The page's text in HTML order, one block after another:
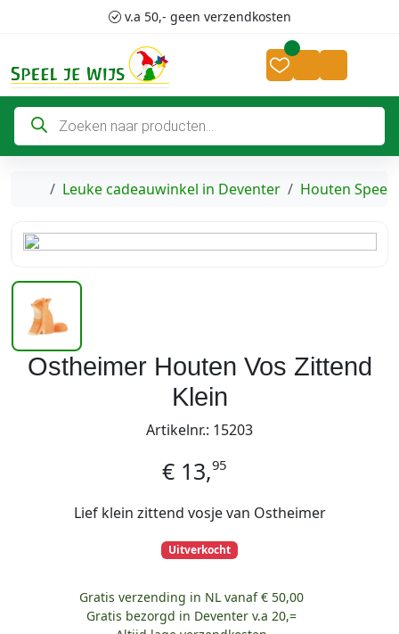
v.a 50,- geen verzendkosten
Account
Cart
P
o
d
k
Home
Leuke cadeauwinkel in Deventer Houten
Ostheimer Houten Vos Zittend
Klein
Artikelnr.: 15203
€ 13,95
Lief klein zittend vosje van Ostheimer
Uitverkocht
Gratis verzending in NL vanaf € 50,00
Gratis bezorgd in Deventer v.a 20,=